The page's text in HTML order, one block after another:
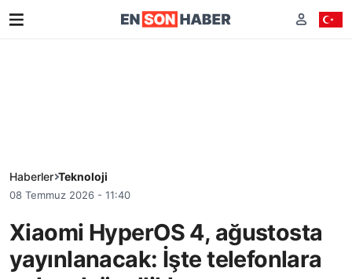
Haberler Teknoloji
08 Temmuz 2026 - 11:40
Xiaomi HyperOS 4, ağustosta
yayınlanacak: İşte telefonlara